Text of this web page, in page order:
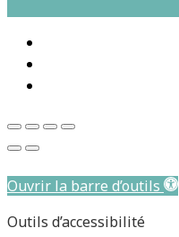
Ouvrir la barre d’outils
Outils d’accessibilité